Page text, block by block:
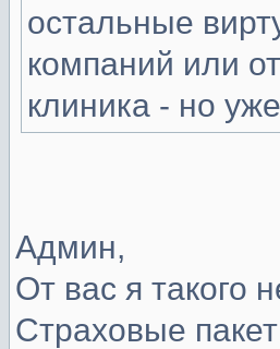
остальные
компаний или
клиника - но
Админ,
От вас я такого
Страховые